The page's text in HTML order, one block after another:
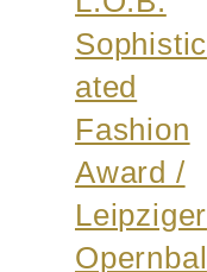
Sophistic
ated
Fashion
Award /
Leipziger
Opernbal